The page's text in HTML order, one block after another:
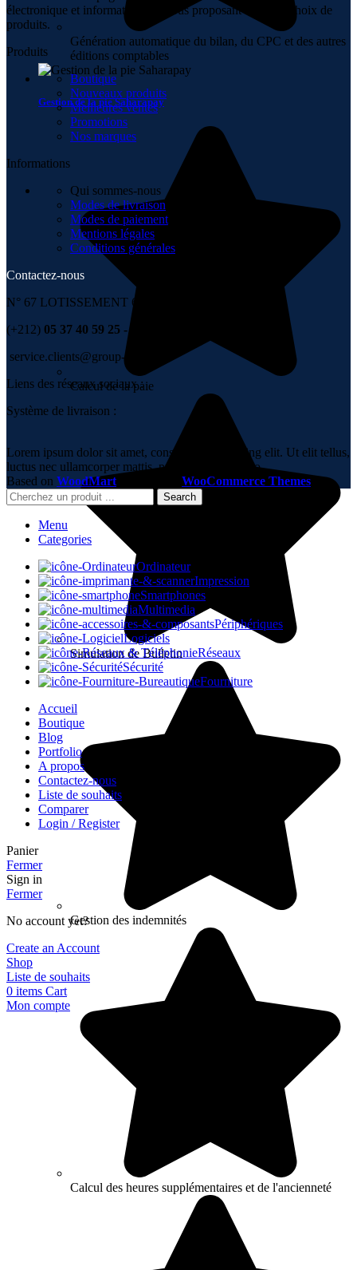
Génération automatique du bilan, du CPC et des autres
éditions comptables
Gestion de la pie Saharapay
Calcul de la paie
Simulation de Bulletin
Gestion des indemnités
Calcul des heures supplémentaires et de l'ancienneté
électronique et informatique en vous proposant un vaste choix de
produits.
Produits
Boutique
Nouveaux produits
Meilleures ventes
Promotions
Nos marques
Informations
Qui sommes-nous
Modes de livraison
Modes de paiement
Mentions légales
Conditions générales
Contactez-nous
N° 67 LOTISSEMENT 6 NOVEMBRE , TÉMARA
(+212) 05 37 40 59 25 - 06 67 99 00 36
service.clients@group-it.ma
Liens des réseaux sociaux :
Système de livraison :
Lorem ipsum dolor sit amet, consectetur adipiscing elit. Ut elit tellus,
luctus nec ullamcorper mattis, pulvinar dapibus leo.
Based on WoodMart WooCommerce Themes
Search
Menu
Categories
Ordinateur
Impression
Smartphones
Multimedia
Périphériques
Logiciels
Réseaux
Sécurité
Fourniture
Accueil
Boutique
Blog
Portfolio
A propos
Contactez-nous
Liste de souhaits
Comparer
Login / Register
Panier
Fermer
Sign in
Fermer
No account yet?
Create an Account
Shop
Liste de souhaits
0 items Cart
Mon compte